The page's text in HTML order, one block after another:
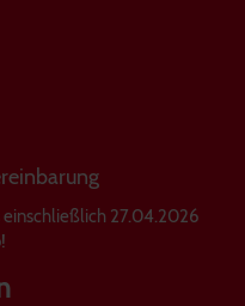
27.04.2026